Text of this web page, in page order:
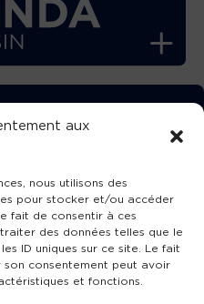
aux
nous utilisons des
pour stocker et/ou accéder
fait de consentir à ces
des données telles que le
ID uniques sur ce site. Le fait
consentement peut avoir
et fonctions.
TVBA !
NOUS !